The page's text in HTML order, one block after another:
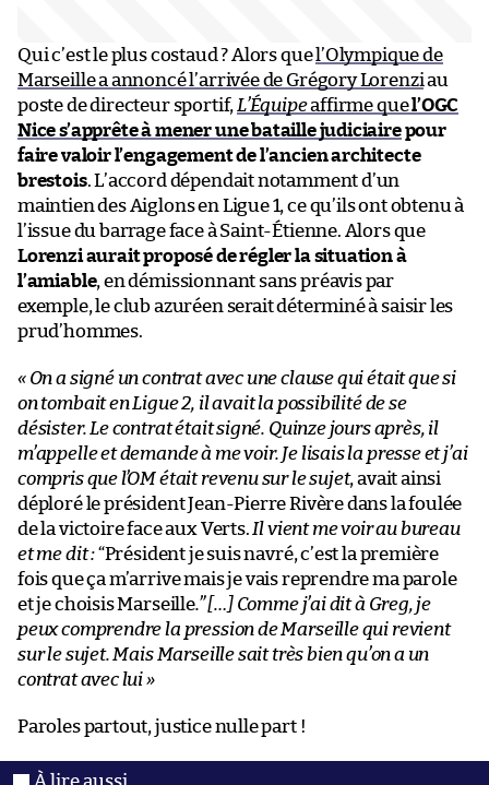
Qui c’est le plus costaud ? Alors quel’Olympique de
Marseille a annoncé l’arrivée de Grégory Lorenziau
poste de directeur sportif, L’Équipeaffirme quel’OGC
Nice s’apprête à mener une bataille judiciairepour
faire valoir l’engagement de l’ancien architecte
brestois. L’accord dépendait notamment d’un
maintien des Aiglons en Ligue 1, ce qu’ils ont obtenu à
l’issue du barrage face à Saint-Étienne. Alors que
Lorenzi aurait proposé de régler la situation à
l’amiable, en démissionnant sans préavis par
exemple, le club azuréen serait déterminé à saisir les
prud’hommes.
« On a signé un contrat avec une clause qui était que si
on tombait en Ligue 2, il avait la possibilité de se
désister. Le contrat était signé. Quinze jours après, il
m’appelle et demande à me voir. Je lisais la presse et j’ai
compris que l’OM était revenu sur le sujet, avait ainsi
déploré le président Jean-Pierre Rivère dans la foulée
de la victoire face aux Verts. Il vient me voir au bureau
et me dit :“Président je suis navré, c’est la première
fois que ça m’arrive mais je vais reprendre ma parole
et je choisis Marseille.” […] Comme j’ai dit à Greg, je
peux comprendre la pression de Marseille qui revient
sur le sujet. Mais Marseille sait très bien qu’on a un
contrat avec lui »
Paroles partout, justice nulle part !